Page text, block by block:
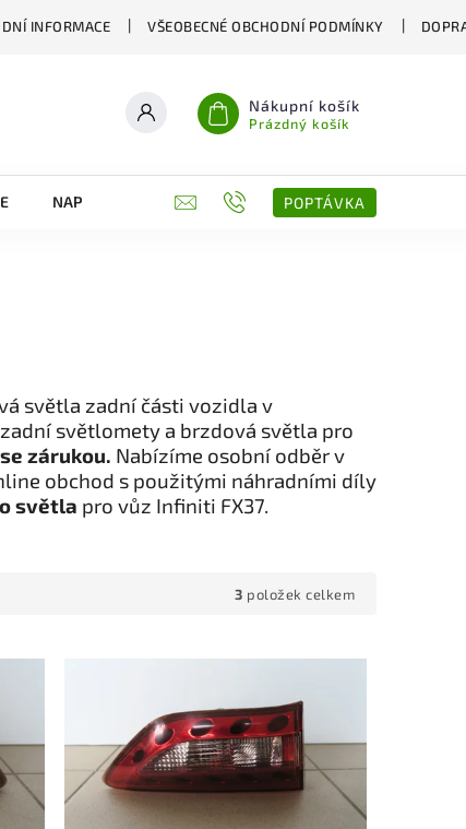
INFORMACE VŠEOBECNÉ OBCHODNÍ PODMÍNKY
Nákupní košík
Prázdný košík
NAPIŠTE NÁM KONTAKTY POPTÁVKA
světla zadní části vozidla v
světlomety a brzdová světla pro
zárukou. Nabízíme osobní odběr v
obchod s použitými náhradními díly
světla pro vůz Infiniti FX37.
3 položek celkem